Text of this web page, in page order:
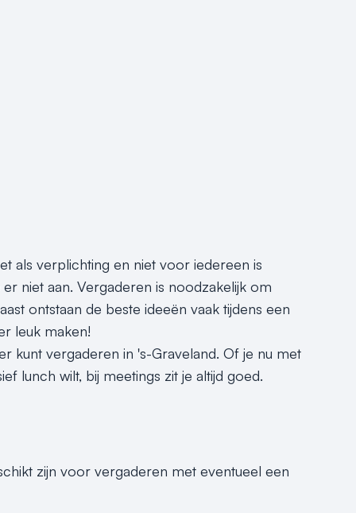
als verplichting en niet voor iedereen is
niet aan. Vergaderen is noodzakelijk om
ontstaan de beste ideeën vaak tijdens een
leuk maken!
kunt vergaderen in 's-Graveland. Of je nu met
lunch wilt, bij meetings zit je altijd goed.
zijn voor vergaderen met eventueel een